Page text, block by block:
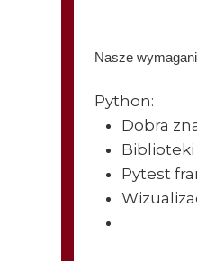
Nasze
Python:
Dobra
Pytest